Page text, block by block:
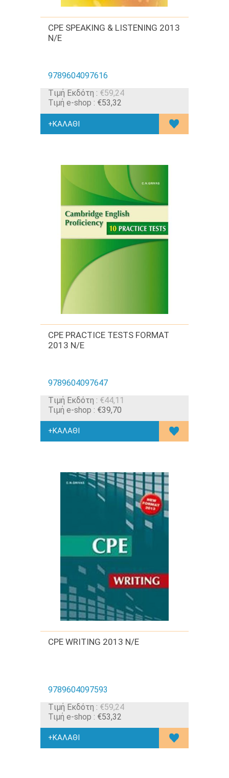
CPE SPEAKING & LISTENING 2013
N/E
9789604097616
Tιμή Εκδότη : €59,24
Τιμή e-shop : €53,32
CPE PRACTICE TESTS FORMAT
2013 N/E
9789604097647
Tιμή Εκδότη : €44,11
Τιμή e-shop : €39,70
CPE WRITING 2013 N/E
9789604097593
Tιμή Εκδότη : €59,24
Τιμή e-shop : €53,32